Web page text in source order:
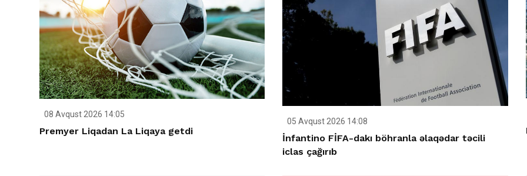
08 Avqust 2026 14:05
Premyer Liqadan La Liqaya getdi
05 Avqust 2026 14:08
İnfantino FİFA-dakı böhranla əlaqədar təcili
iclas çağırıb